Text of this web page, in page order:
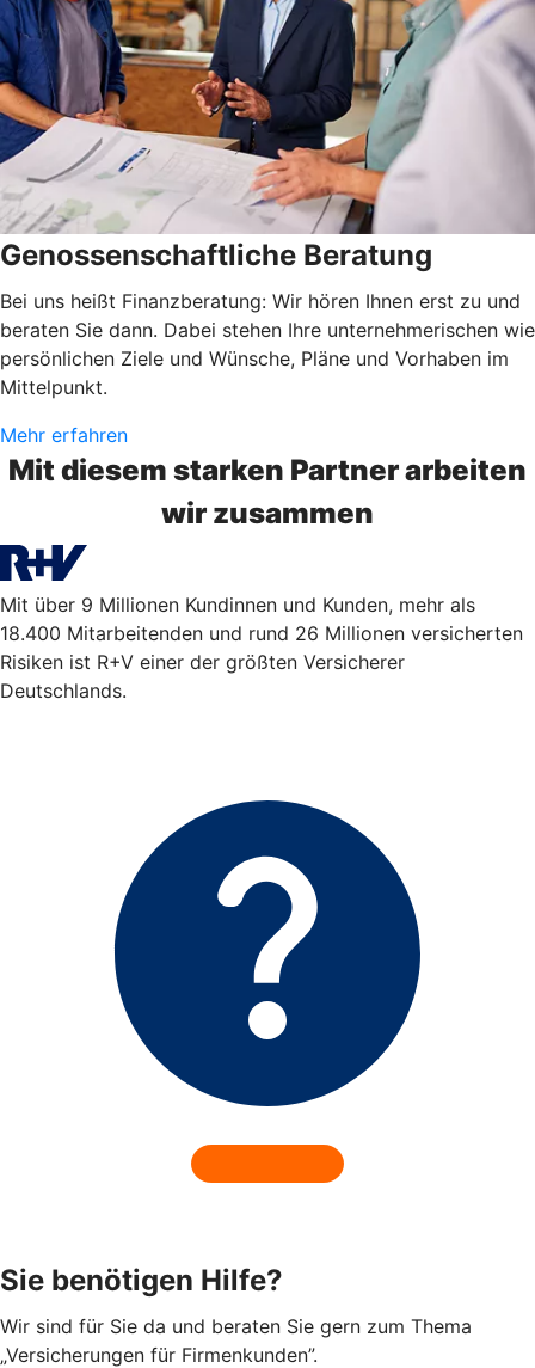
Genossenschaftliche Beratung
Bei uns heißt Finanzberatung: Wir hören Ihnen erst zu und
beraten Sie dann. Dabei stehen Ihre unternehmerischen wie
persönlichen Ziele und Wünsche, Pläne und Vorhaben im
Mittelpunkt.
Mehr erfahren
Mit diesem starken Partner arbeiten
wir zusammen
Mit über 9 Millionen Kundinnen und Kunden, mehr als
18.400 Mitarbeitenden und rund 26 Millionen versicherten
Risiken ist R+V einer der größten Versicherer
Deutschlands.
Sie benötigen Hilfe?
Wir sind für Sie da und beraten Sie gern zum Thema
„Versicherungen für Firmenkunden”.